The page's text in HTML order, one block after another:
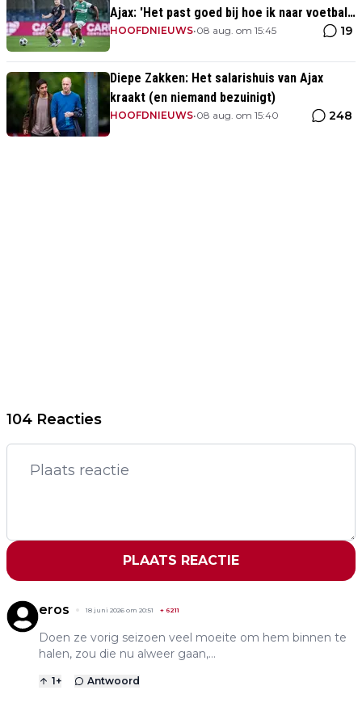
Ajax: 'Het past goed bij hoe ik naar voetbal
kijk’
HOOFDNIEUWS•08 aug. om 15:45 19
Diepe Zakken: Het salarishuis van Ajax
kraakt (en niemand bezuinigt)
HOOFDNIEUWS•08 aug. om 15:40 248
104 Reacties
PLAATS REACTIE
eros 18 juni 2026 om 20:51 + 6211
Doen ze vorig seizoen veel moeite om hem binnen te
halen, zou die nu alweer gaan,…
1+ Antwoord